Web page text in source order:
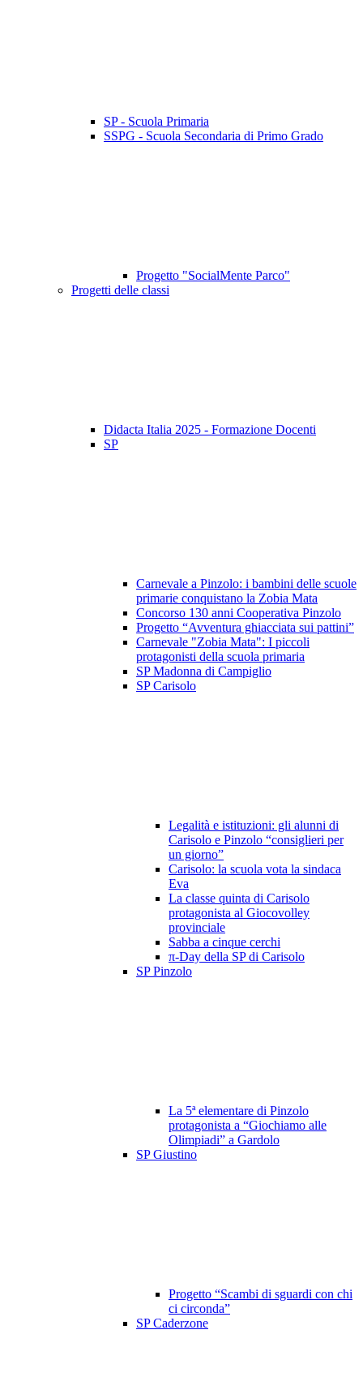
SP - Scuola Primaria
SSPG - Scuola Secondaria di Primo Grado
Progetto "SocialMente Parco"
Progetti delle classi
Didacta Italia 2025 - Formazione Docenti
SP
Carnevale a Pinzolo: i bambini delle scuole
primarie conquistano la Zobia Mata
Concorso 130 anni Cooperativa Pinzolo
Progetto “Avventura ghiacciata sui pattini”
Carnevale "Zobia Mata": I piccoli
protagonisti della scuola primaria
SP Madonna di Campiglio
SP Carisolo
Legalità e istituzioni: gli alunni di
Carisolo e Pinzolo “consiglieri per
un giorno”
Carisolo: la scuola vota la sindaca
Eva
La classe quinta di Carisolo
protagonista al Giocovolley
provinciale
Sabba a cinque cerchi
π-Day della SP di Carisolo
SP Pinzolo
La 5ª elementare di Pinzolo
protagonista a “Giochiamo alle
Olimpiadi” a Gardolo
SP Giustino
Progetto “Scambi di sguardi con chi
ci circonda”
SP Caderzone